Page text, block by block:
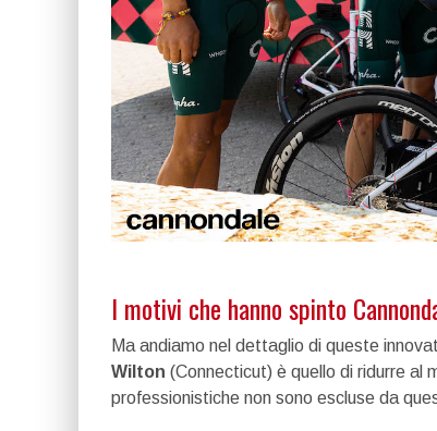
I motivi che hanno spinto
Ma andiamo nel dettaglio di queste
Wilton (Connecticut) è quello di ridurre al
professionistiche non sono escluse da